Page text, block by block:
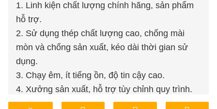
1. Linh kiện chất lượng chính hãng, sản phẩm
hỗ trợ.
2. Sử dụng thép chất lượng cao, chống mài
mòn và chống sản xuất, kéo dài thời gian sử
dụng.
3. Chạy êm, ít tiếng ồn, độ tin cậy cao.
4. Xưởng sản xuất, hỗ trợ tùy chỉnh quy trình.
5. Giá cả phải chăng, đảm bảo chất lượng.